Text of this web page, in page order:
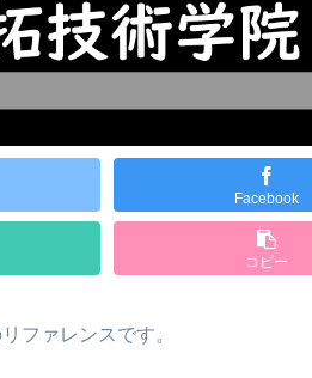
Facebook
コピー
ファレンスです。